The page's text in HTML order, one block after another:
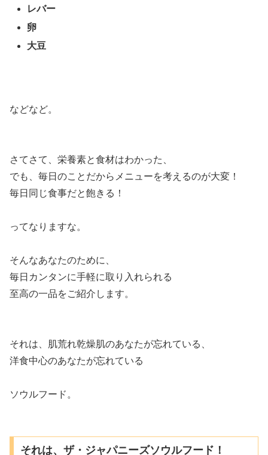
レバー
卵
大豆
などなど。
さてさて、栄養素と食材はわかった、
でも、毎日のことだからメニューを考えるのが大変！
毎日同じ食事だと飽きる！
ってなりますな。
そんなあなたのために、
毎日カンタンに手軽に取り入れられる
至高の一品をご紹介します。
それは、肌荒れ乾燥肌のあなたが忘れている、
洋食中心のあなたが忘れている
ソウルフード。
それは、ザ・ジャパニーズソウルフード！